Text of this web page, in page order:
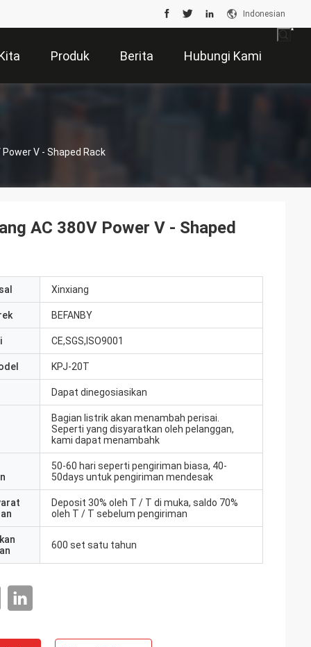
Indonesian
Produk Berita Hubungi Kami
V - Shaped Rack
AC 380V Power V - Shaped
Xinxiang
BEFANBY
CE,SGS,ISO9001
KPJ-20T
Dapat dinegosiasikan
Bagian listrik akan menambah perisai.
Seperti yang disyaratkan oleh pelanggan,
kami dapat menambahk
50-60 hari seperti pengiriman biasa, 40-
50days untuk pengiriman mendesak
Deposit 30% oleh T / T di muka, saldo 70%
oleh T / T sebelum pengiriman
600 set satu tahun